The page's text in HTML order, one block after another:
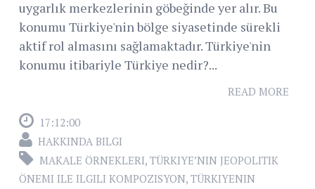
uygarlık merkezlerinin göbeğinde yer alır. Bu
konumu Türkiye'nin bölge siyasetinde sürekli
aktif rol almasını sağlamaktadır. Türkiye'nin
konumu itibariyle Türkiye nedir?...
READ MORE
17:12:00
HAKKINDA BILGI
MAKALE ÖRNEKLERI, TÜRKIYE’NIN JEOPOLITIK
ÖNEMI ILE ILGILI KOMPOZISYON, TÜRKIYENIN